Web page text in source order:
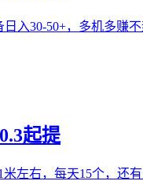
入30-50+，多机多
起提
左右，每天15个，还